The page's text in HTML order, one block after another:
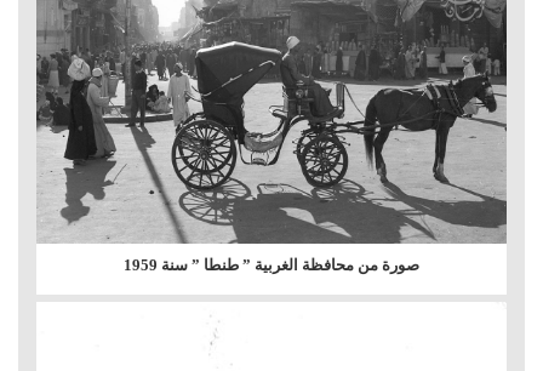
صورة من محافظة الغربية ” طنطا ” سنة 1959